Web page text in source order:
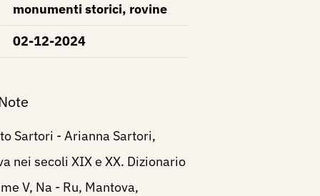
monumenti storici, rovine
02-12-2024
Sartori - Arianna Sartori,
nei secoli XIX e XX. Dizionario
V, Na - Ru, Mantova,